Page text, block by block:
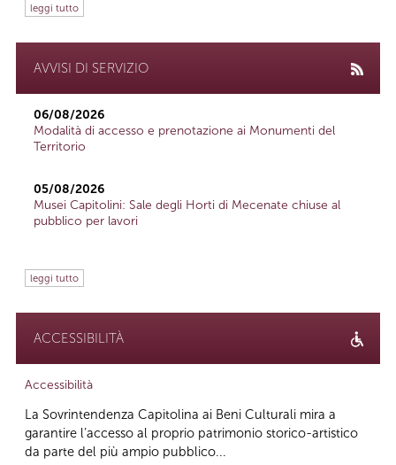
leggi tutto
AVVISI DI SERVIZIO
06/08/2026
Modalità di accesso e prenotazione ai Monumenti del
Territorio
05/08/2026
Musei Capitolini: Sale degli Horti di Mecenate chiuse al
pubblico per lavori
leggi tutto
ACCESSIBILITÀ
Accessibilità
La Sovrintendenza Capitolina ai Beni Culturali mira a
garantire l’accesso al proprio patrimonio storico-artistico
da parte del più ampio pubblico...